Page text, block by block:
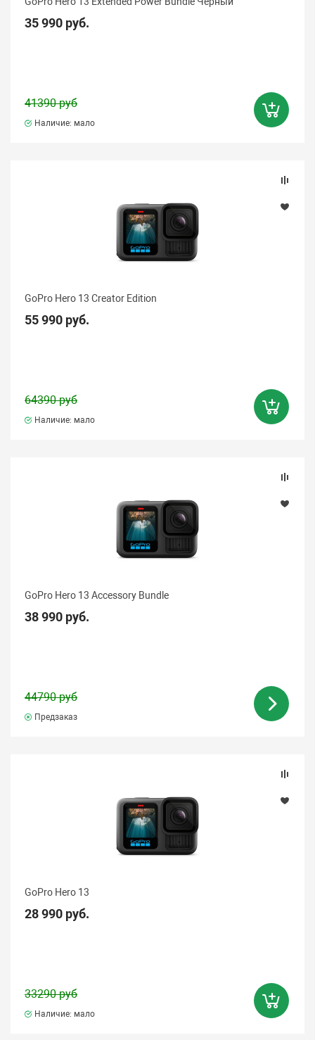
35 990 руб.
41390 руб
Наличие: мало
GoPro Hero 13 Creator Edition
55 990 руб.
64390 руб
Наличие: мало
GoPro Hero 13 Accessory Bundle
38 990 руб.
44790 руб
Предзаказ
GoPro Hero 13
28 990 руб.
33290 руб
Наличие: мало